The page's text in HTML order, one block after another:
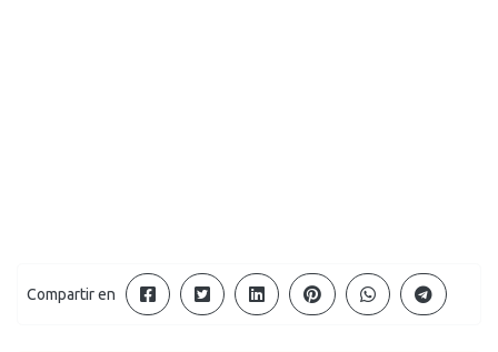
Compartir en